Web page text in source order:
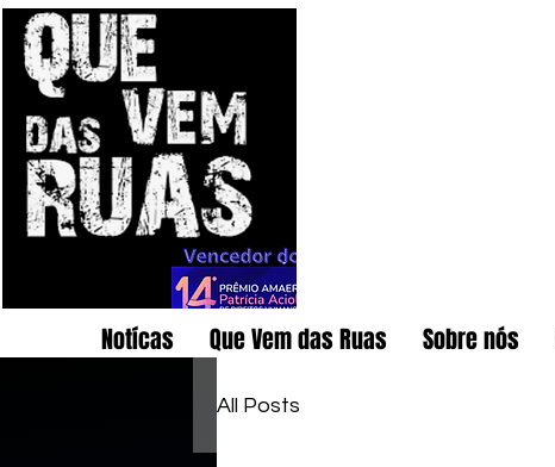
Notícas Que Vem das Ruas Sobre nós
All Posts